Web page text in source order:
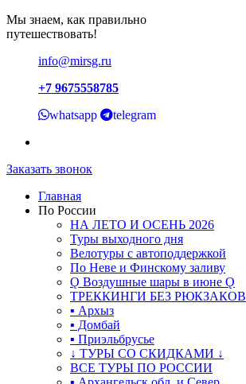
Мы знаем, как правильно
путешествовать!
info@mirsg.ru
+7 9675558785
whatsapp telegram
Заказать звонок
Главная
По России
НА ЛЕТО И ОСЕНЬ 2026
Туры выходного дня
Велотуры с автоподдержкой
По Неве и Финскому заливу
Ǫ Воздушные шары в июне Ǫ
ТРЕККИНГИ БЕЗ РЮКЗАКОВ
▪ Архыз
▪ Домбай
▪ Приэльбрусье
↓ ТУРЫ СО СКИДКАМИ ↓
ВСЕ ТУРЫ ПО РОССИИ